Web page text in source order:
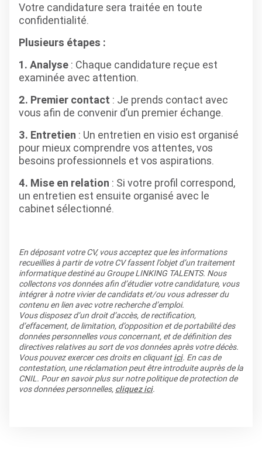
Votre candidature sera traitée en toute
confidentialité.
Plusieurs étapes :
1. Analyse : Chaque candidature reçue est
examinée avec attention.
2. Premier contact : Je prends contact avec
vous afin de convenir d’un premier échange.
3. Entretien : Un entretien en visio est organisé
pour mieux comprendre vos attentes, vos
besoins professionnels et vos aspirations.
4. Mise en relation : Si votre profil correspond,
un entretien est ensuite organisé avec le
cabinet sélectionné.
En déposant votre CV, vous acceptez que les informations
recueillies à partir de votre CV fassent l’objet d’un traitement
informatique destiné au Groupe LINKING TALENTS. Nous
collectons vos données afin d’étudier votre candidature, vous
intégrer à notre vivier de candidats et/ou vous adresser du
contenu en lien avec votre recherche d’emploi.
Vous disposez d’un droit d’accès, de rectification,
d’effacement, de limitation, d’opposition et de portabilité des
données personnelles vous concernant, et de définition des
directives relatives au sort de vos données après votre décès.
Vous pouvez exercer ces droits en cliquantici. En cas de
contestation, une réclamation peut être introduite auprès de la
CNIL. Pour en savoir plus sur notre politique de protection de
vos données personnelles, cliquez ici.